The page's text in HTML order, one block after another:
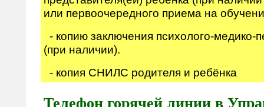
или первоочередного приема на
- копию заключения психолого-медико-
(при наличии).
- копия СНИЛС родителя и ребёнка
Телефон горячей линии в